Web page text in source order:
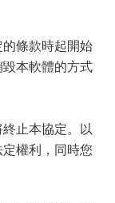
條款時起開始
本軟體的方式
止本協定。以
權利，同時您